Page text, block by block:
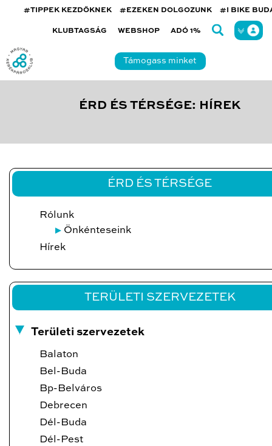
#TIPPEK KEZDŐKNEK #EZEKEN DOLGOZUNK #I BIKE
KLUBTAGSÁG WEBSHOP ADÓ 1%
Támogass minket
ÉRD ÉS TÉRSÉGE: HÍREK
ÉRD ÉS TÉRSÉGE
Rólunk
Önkénteseink
Hírek
TERÜLETI SZERVEZETEK
Területi szervezetek
Balaton
Bel-Buda
Bp-Belváros
Debrecen
Dél-Buda
Dél-Pest